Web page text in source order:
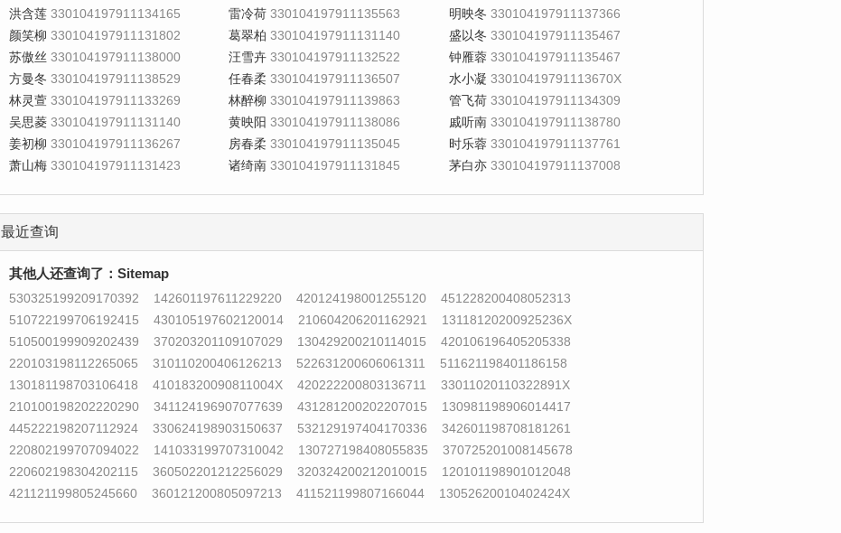
洪含莲 330104197911134165 雷冷荷 330104197911135563 明映冬 330104197911137366
颜笑柳 330104197911131802 葛翠柏 330104197911131140 盛以冬 330104197911135467
苏傲丝 330104197911138000 汪雪卉 330104197911132522 钟雁蓉 330104197911135467
方曼冬 330104197911138529 任春柔 330104197911136507 水小凝 33010419791113670X
林灵萱 330104197911133269 林醉柳 330104197911139863 管飞荷 330104197911134309
吴思菱 330104197911131140 黄映阳 330104197911138086 戚听南 330104197911138780
姜初柳 330104197911136267 房春柔 330104197911135045 时乐蓉 330104197911137761
萧山梅 330104197911131423 诸绮南 330104197911131845 茅白亦 330104197911137008
最近查询
其他人还查询了： Sitemap
530325199209170392 142601197611229220 420124198001255120
451228200408052313
510722199706192415
430105197602120014 210604206201162921
13118120200925236X
510500199909202439
370203201109107029 130429200210114015
420106196405205338
220103198112265065
310110200406126213 522631200606061311
511621198401186158
130181198703106418
41018320090811004X 420222200803136711
33011020110322891X
210100198202220290
341124196907077639 431281200202207015
130981198906014417
445222198207112924
330624198903150637 532129197404170336
342601198708181261
220802199707094022
141033199707310042 130727198408055835
370725201008145678
220602198304202115
360502201212256029 320324200212010015
120101198901012048
421121199805245660
360121200805097213 411521199807166044 13052620010402424X